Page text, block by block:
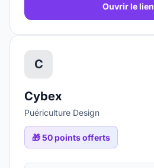
Ouvrir le lien
C
Cybex
Puériculture Design
🎁50 points offerts